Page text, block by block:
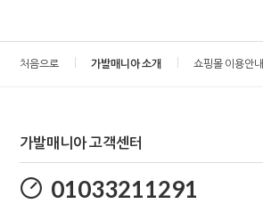
처음으로 가발매니아 소개 쇼핑몰 이용안내
가발매니아 고객센터
01033211291